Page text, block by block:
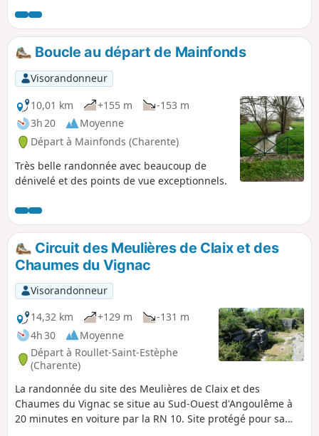
Boucle au départ de Mainfonds
Visorandonneur
10,01 km
+155 m
-153 m
3h 20
Moyenne
Départ à Mainfonds (Charente)
Très belle randonnée avec beaucoup de
dénivelé et des points de vue exceptionnels.
Circuit des Meulières de Claix et des
Chaumes du Vignac
Visorandonneur
14,32 km
+129 m
-131 m
4h 30
Moyenne
Départ à Roullet-Saint-Estèphe
(Charente)
La randonnée du site des Meulières de Claix et des
Chaumes du Vignac se situe au Sud-Ouest d'Angoulême à
20 minutes en voiture par la RN 10. Site protégé pour sa